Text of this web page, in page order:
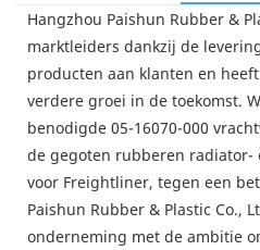
Hangzhou Paishun Rubber &
marktleiders dankzij de
producten aan klanten en
verdere groei in de toekomst.
benodigde 05-16070-000
de gegoten rubberen radiator-
voor Freightliner, tegen een
Paishun Rubber & Plastic Co.,
onderneming met de ambitie